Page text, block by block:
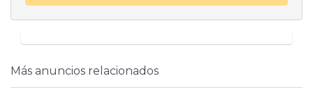
Más anuncios relacionados